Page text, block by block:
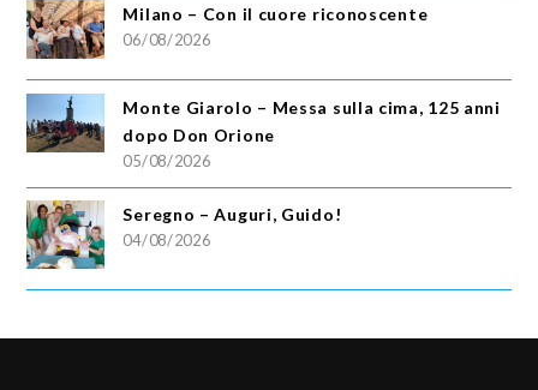
Milano – Con il cuore riconoscente
06/08/2026
Monte Giarolo – Messa sulla cima, 125 anni
dopo Don Orione
05/08/2026
Seregno – Auguri, Guido!
04/08/2026